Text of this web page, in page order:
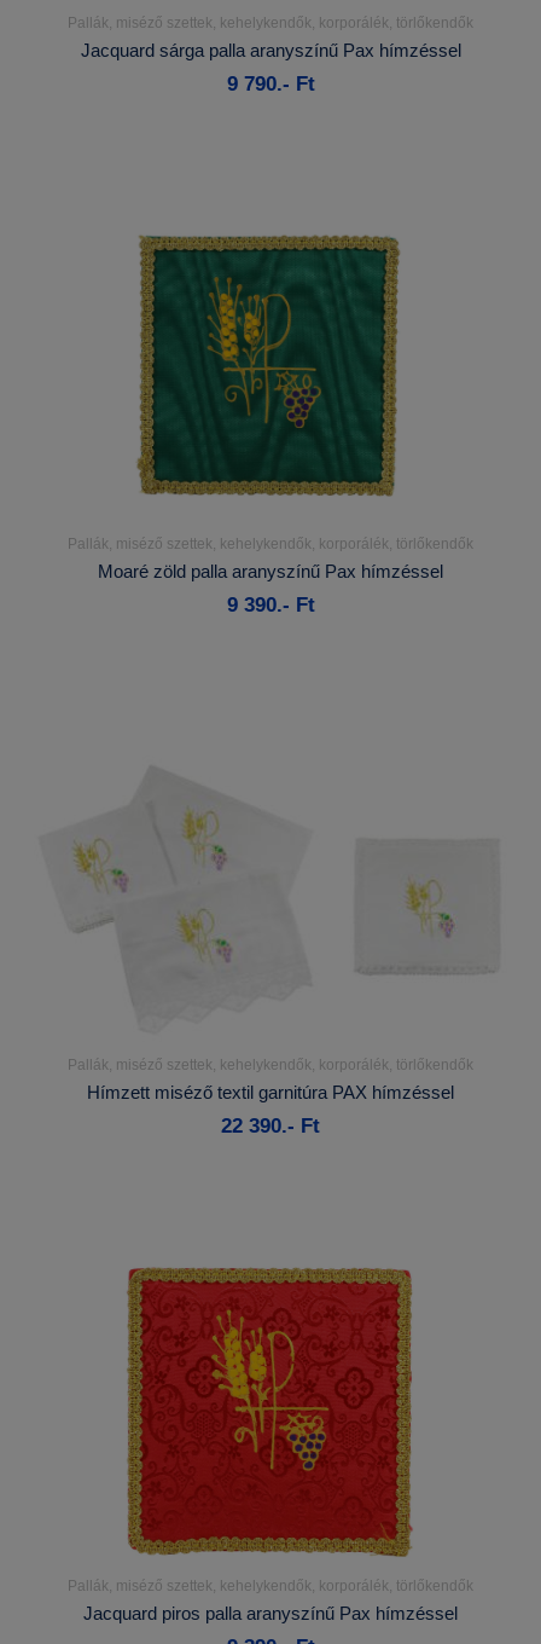
Részletek...
Kosárba
Pallák, miséző szettek, kehelykendők, korporálék, törlőkendők
Jacquard sárga palla aranyszínű Pax hímzéssel
9 790.- Ft
Részletek...
Kosárba
Pallák, miséző szettek, kehelykendők, korporálék, törlőkendők
Moaré zöld palla aranyszínű Pax hímzéssel
9 390.- Ft
Részletek...
Kosárba
Pallák, miséző szettek, kehelykendők, korporálék, törlőkendők
Hímzett miséző textil garnitúra PAX hímzéssel
22 390.- Ft
Részletek...
Pallák, miséző szettek, kehelykendők, korporálék, törlőkendők
Jacquard piros palla aranyszínű Pax hímzéssel